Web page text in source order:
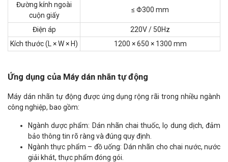
Đường kính ngoài
cuộn giấy
≤ Φ300 mm
Điện áp
220V / 50Hz
Kích thước (L × W × H)
1200 × 650 × 1300 mm
Ứng dụng của Máy dán nhãn tự động
Máy dán nhãn tự động được ứng dụng rộng rãi trong nhiều ngành
công nghiệp, bao gồm:
Ngành dược phẩm: Dán nhãn chai thuốc, lọ dung dịch, đảm
bảo thông tin rõ ràng và đúng quy định.
Ngành thực phẩm – đồ uống: Dán nhãn cho chai nước, nước
giải khát, thực phẩm đóng gói.